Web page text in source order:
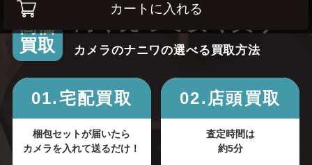
カートに入れる
高価
買取
高く売って安く買う！
カメラのナニワの選べる買取方法
01.宅配買取
梱包セットが届いたら
カメラを入れて送るだけ！
02.店頭買取
査定時間は
約5分